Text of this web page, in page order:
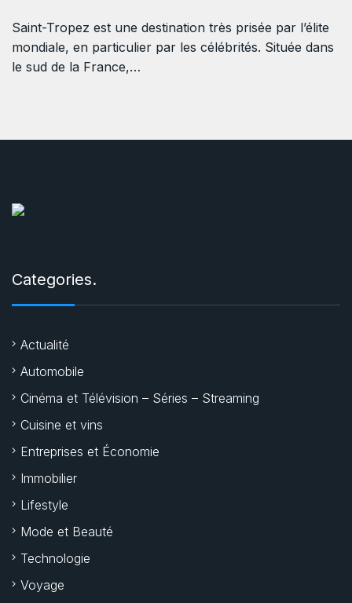
Saint-Tropez est une destination très prisée par l’élite
mondiale, en particulier par les célébrités. Située dans
le sud de la France,…
Categories.
Actualité
Automobile
Cinéma et Télévision – Séries – Streaming
Cuisine et vins
Entreprises et Économie
Immobilier
Lifestyle
Mode et Beauté
Technologie
Voyage